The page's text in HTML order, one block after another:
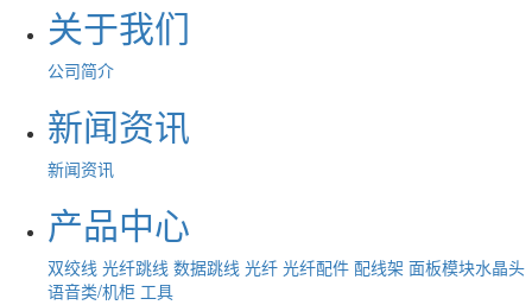
关于我们
公司简介
新闻资讯
新闻资讯
产品中心
双绞线 光纤跳线 数据跳线 光纤 光纤配件 配线架 面板模块水晶头
语音类/机柜 工具